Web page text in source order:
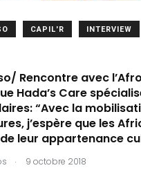
CAPIL'R INTERVIEW
Rencontre avec
Hada’s Care
“Avec la
j’espère que les
leur appartenance
. 9 octobre 2018